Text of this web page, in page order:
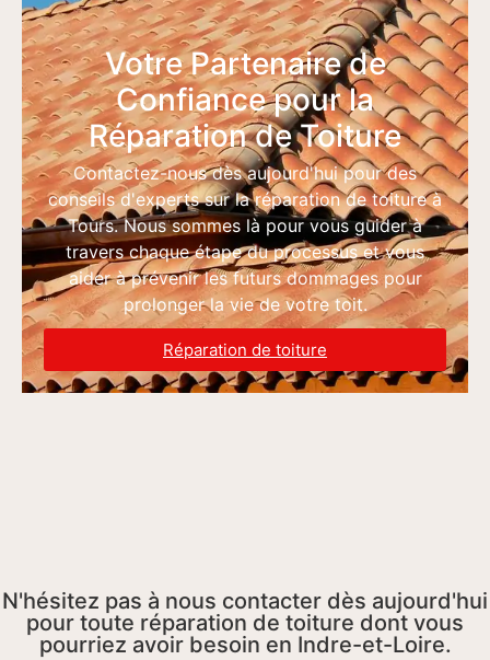
Votre Partenaire de
Confiance pour la
Réparation de Toiture
Contactez-nous dès aujourd'hui pour des
conseils d'experts sur la réparation de toiture à
Tours. Nous sommes là pour vous guider à
travers chaque étape du processus et vous
aider à prévenir les futurs dommages pour
prolonger la vie de votre toit.
Réparation de toiture
N'hésitez pas à nous contacter dès aujourd'hui
pour toute réparation de toiture dont vous
pourriez avoir besoin en Indre-et-Loire.